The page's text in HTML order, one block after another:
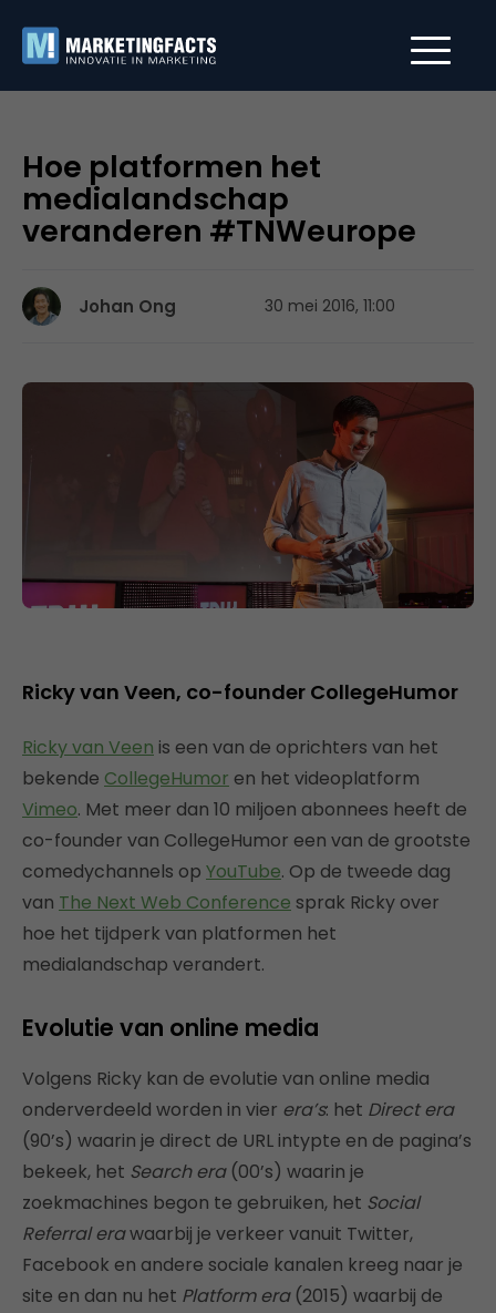
Hoe platformen het
medialandschap
veranderen #TNWeurope
Johan Ong 30 mei 2016, 11:00
Ricky van Veen, co-founder CollegeHumor
Ricky van Veen is een van de oprichters van het
bekende CollegeHumor en het videoplatform
Vimeo. Met meer dan 10 miljoen abonnees heeft de
co-founder van CollegeHumor een van de grootste
comedychannels op YouTube. Op de tweede dag
van The Next Web Conference sprak Ricky over
hoe het tijdperk van platformen het
medialandschap verandert.
Evolutie van online media
Volgens Ricky kan de evolutie van online media
onderverdeeld worden in vier era’s: het Direct era
(90’s) waarin je direct de URL intypte en de pagina’s
bekeek, het Search era(00’s) waarin je
zoekmachines begon te gebruiken, het Social
Referral erawaarbij je verkeer vanuit Twitter,
Facebook en andere sociale kanalen kreeg naar je
site en dan nu het Platform era(2015) waarbij de